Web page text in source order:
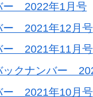
ー 2022年1月号
ー 2021年12月号
ー 2021年11月号
ックナンバー
ー 2021年10月号